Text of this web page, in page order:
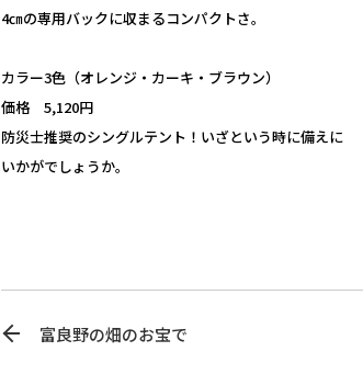
4㎝の専用バックに収まるコンパクトさ。
カラー3色（オレンジ・カーキ・ブラウン）
価格 5,120円
防災士推奨のシングルテント！いざという時に備えに
いかがでしょうか。
富良野の畑のお宝で